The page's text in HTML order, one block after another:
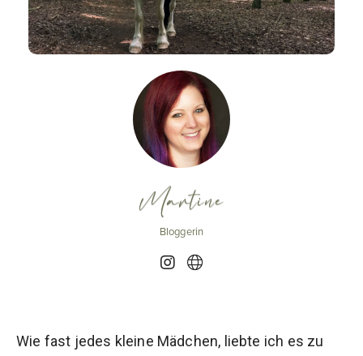
Martine
Bloggerin
Wie fast jedes kleine Mädchen, liebte ich es zu